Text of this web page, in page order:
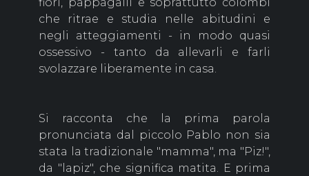
fiori, pappagalli e soprattutto colombi
che ritrae e studia nelle abitudini e
negli atteggiamenti - in modo quasi
ossessivo - tanto da allevarli e farli
svolazzare liberamente in casa.
Si racconta che la prima parola
pronunciata dal piccolo Pablo non sia
stata la tradizionale "mamma", ma "Piz!",
da "lapiz", che significa matita. E prima